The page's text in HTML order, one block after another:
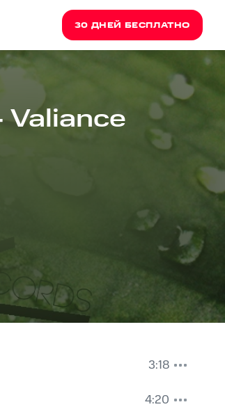
30 ДНЕЙ БЕСПЛАТНО
Valiance
3:18
4:20